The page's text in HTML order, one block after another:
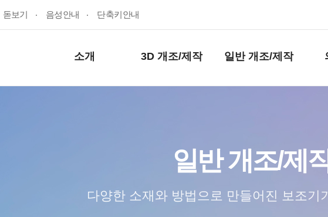
돋보기 음성안내 단축키안내
소개 3D 개조/제작 일반 개조/제작
일반 개조/제
다양한 소재와 방법으로 만들어진 보조기